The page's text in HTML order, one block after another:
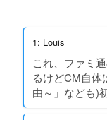
1: Louis
これ、ファミ
るけどCM自体
由～」なども)